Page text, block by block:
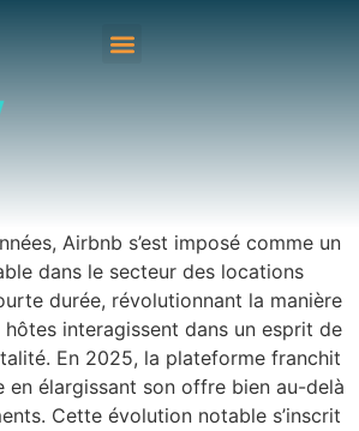
Airbnb s’est imposé comme un
dans le secteur des locations
durée, révolutionnant la manière
interagissent dans un esprit de
En 2025, la plateforme franchit
en élargissant son offre bien au-delà
Cette évolution notable s’inscrit